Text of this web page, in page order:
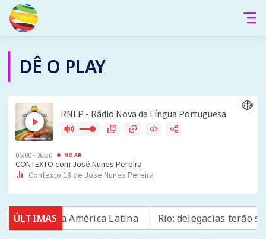
DÊ O PLAY
ÚLTIMASna América Latina Rio: delegacias terão